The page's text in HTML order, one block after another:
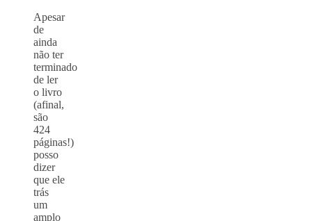
Apesar
de
ainda
não ter
terminado
de ler
o livro
(afinal,
são
424
páginas!)
posso
dizer
que ele
trás
um
amplo